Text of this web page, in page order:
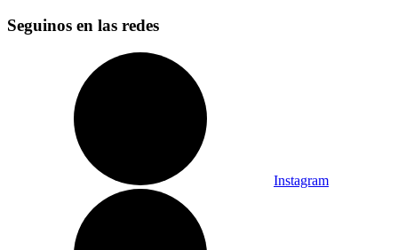
Seguinos en las redes
Instagram